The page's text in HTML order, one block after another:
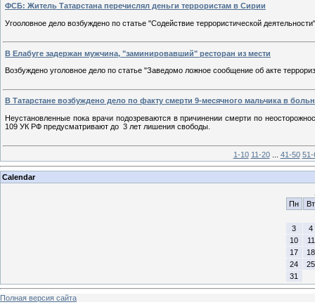
ФСБ: Житель Татарстана перечислял деньги террористам в Сирии
Угооловное дело возбуждено по статье "Содействие террористической
В Елабуге задержан мужчина, "заминировавший" ресторан из мести
Возбуждено уголовное дело по статье "Заведомо ложное сообщение об акте
В Татарстане возбуждено дело по факту смерти 9-месячного мальчика в
Неустановленные пока врачи подозреваются в причинении смерти по
109 УК РФ предусматривают до 3 лет лишения свободы.
1-10 11-20 41-50 51-
Calendar
Пн
Вт
3
4
10
11
17
18
24
25
31
Полная версия сайта